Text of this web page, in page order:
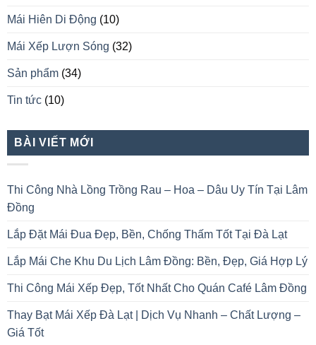
Mái Hiên Di Động (10)
Mái Xếp Lượn Sóng (32)
Sản phẩm (34)
Tin tức (10)
BÀI VIẾT MỚI
Thi Công Nhà Lồng Trồng Rau – Hoa – Dâu Uy Tín Tại Lâm
Đồng
Lắp Đặt Mái Đua Đẹp, Bền, Chống Thấm Tốt Tại Đà Lạt
Lắp Mái Che Khu Du Lịch Lâm Đồng: Bền, Đẹp, Giá Hợp Lý
Thi Công Mái Xếp Đẹp, Tốt Nhất Cho Quán Café Lâm Đồng
Thay Bạt Mái Xếp Đà Lạt | Dịch Vụ Nhanh – Chất Lượng –
Giá Tốt